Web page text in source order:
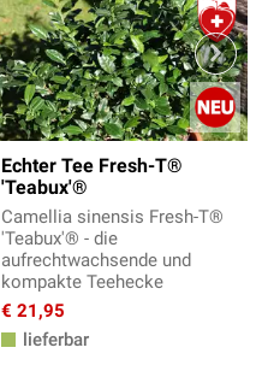
Echter Tee Fresh-T®
'Teabux'®
Camellia sinensis Fresh-T®
'Teabux'® - die
aufrechtwachsende und
kompakte Teehecke
€ 21,95
lieferbar